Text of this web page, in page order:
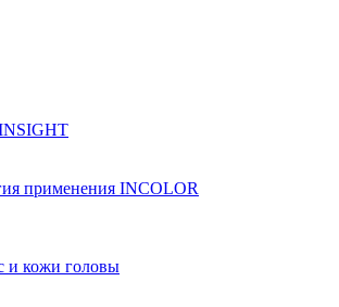
применения INCOLOR
и кожи головы